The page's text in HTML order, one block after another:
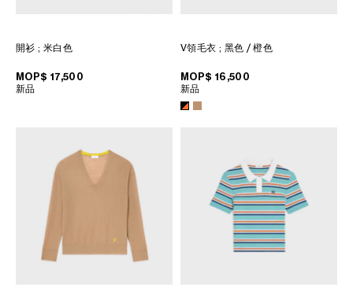
開衫; 米白色
MOP$ 17,500
新品
V領毛衣 ; 黑色 / 橙色
MOP$ 16,500
新品